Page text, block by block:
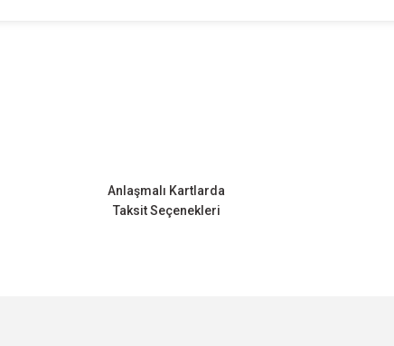
Anlaşmalı Kartlarda
Taksit Seçenekleri